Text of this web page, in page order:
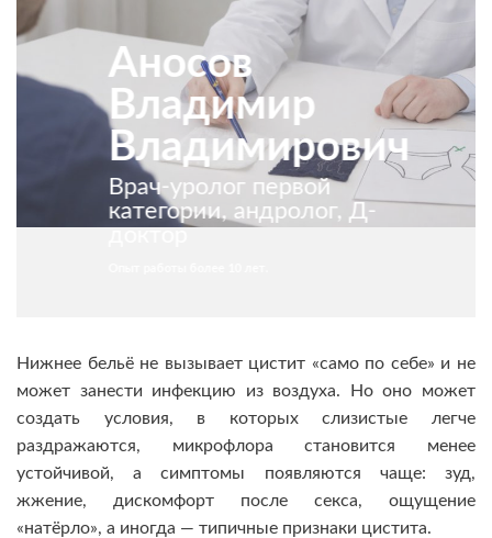
Аносов
Владимир
Владимирович
Врач-уролог первой
категории, андролог, Д-
доктор
Нижнее бельё не вызывает цистит «само по себе» и не
может занести инфекцию из воздуха. Но оно может
создать условия, в которых слизистые легче
раздражаются, микрофлора становится менее
устойчивой, а симптомы появляются чаще: зуд,
жжение, дискомфорт после секса, ощущение
«натёрло», а иногда — типичные признаки цистита.